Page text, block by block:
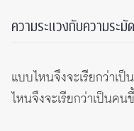
ความระแวงกับความระมั
แบบไหนจึงจะเรียกว่าเ
ไหนจึงจะเรียกว่าเป็นคน